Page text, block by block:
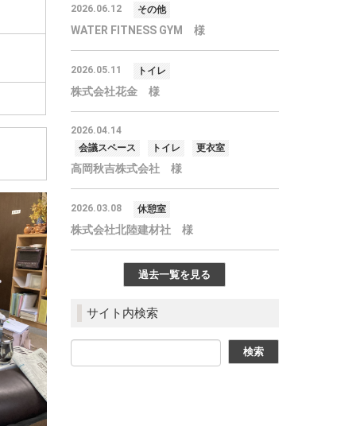
2026.06.12 その他
WATER FITNESS GYM 様
2026.05.11 トイレ
株式会社花金 様
2026.04.14
会議スペース
トイレ 更衣室
高岡秋吉株式会社 様
2026.03.08 休憩室
株式会社北陸建材社 様
過去一覧を見る
サイト内検索